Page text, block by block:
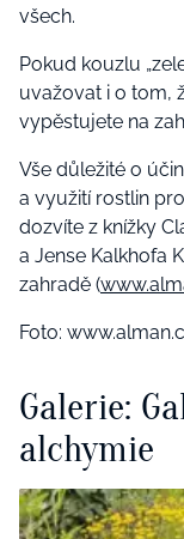
všech.
Pokud kouzlu
uvažovat i o tom,
vypěstujete na
Vše důležité o
a využití rostlin
dozvíte z knížky
a Jense Kalkhofa
zahradě (
Foto:
Galerie:
alchymie